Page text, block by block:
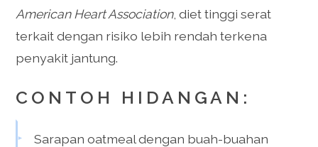
American Heart Association, diet tinggi serat
terkait dengan risiko lebih rendah terkena
penyakit jantung.
CONTOH HIDANGAN:
Sarapan oatmeal dengan buah-buahan